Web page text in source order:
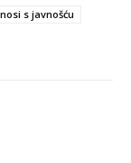
s javnošću